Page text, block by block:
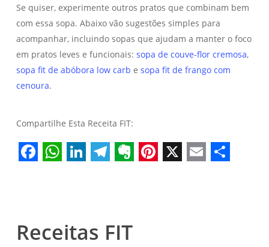
Se quiser, experimente outros pratos que combinam bem
com essa sopa. Abaixo vão sugestões simples para
acompanhar, incluindo sopas que ajudam a manter o foco
em pratos leves e funcionais: sopa de couve-flor cremosa,
sopa fit de abóbora low carb e sopa fit de frango com
cenoura.
Compartilhe Esta Receita FIT:
Facebook
WhatsApp
LinkedIn
Telegram
Evernote
Pinterest
X EmailShare
Receitas FIT